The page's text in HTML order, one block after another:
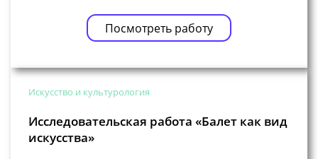
Посмотреть работу
Искусство и культурология
Исследовательская работа «Балет как вид
искусства»